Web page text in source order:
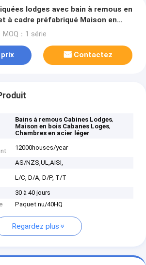
lodges avec bain à remous en
à cadre préfabriqué Maison en
MOQ：1 série
Contactez
Bains à remous Cabines Lodges,
Maison en bois Cabanes Loges,
Chambres en acier léger
12000houses/year
AS/NZS,UL,AISI,
L/C, D/A, D/P, T/T
30 à 40 jours
Paquet nu/40HQ
Regardez plus